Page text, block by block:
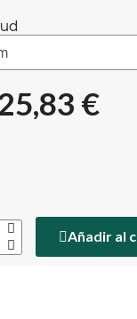
€
Añadir al